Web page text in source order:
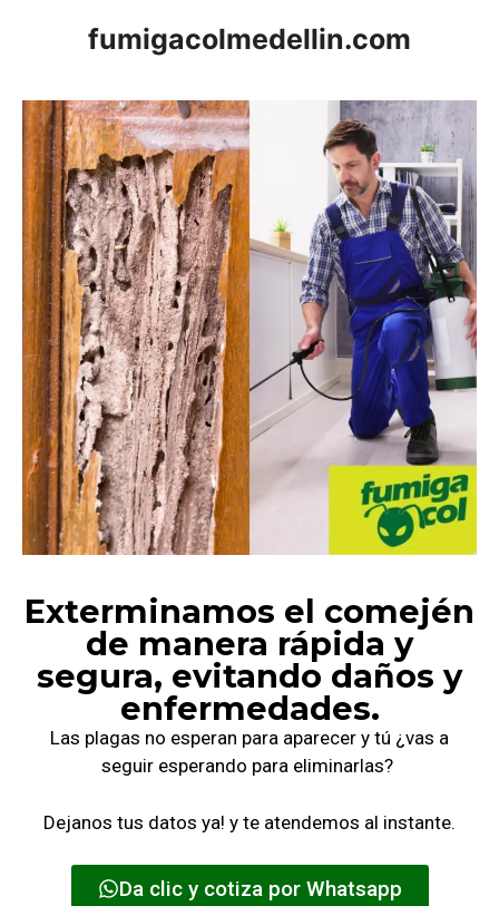
fumigacolmedellin.com
Exterminamos el comején
de manera rápida y
segura, evitando daños y
enfermedades.
Las plagas no esperan para aparecer y tú ¿vas a
seguir esperando para eliminarlas?
Dejanos tus datos ya! y te atendemos al instante.
Da clic y cotiza por Whatsapp